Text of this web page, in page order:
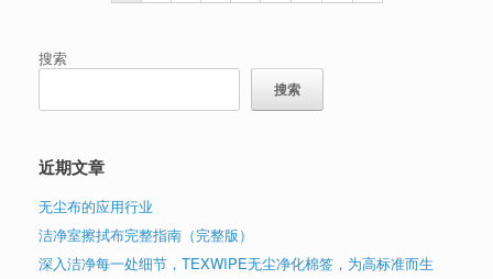
搜索
搜索
近期文章
无尘布的应用行业
洁净室擦拭布完整指南（完整版）
深入洁净每一处细节，TEXWIPE无尘净化棉签，为高标准而生